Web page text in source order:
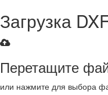
Загрузка
Перетащите
или нажмите для выбора